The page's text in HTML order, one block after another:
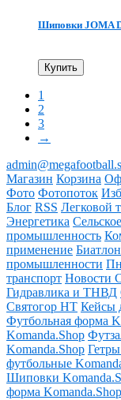
Шиповки JOMA
Купить
1
2
3
→
Магазин Корзина
Фото Фотопоток
Блог RSS Легковой
Энергетика
промышленность
применение
промышленности
транспорт Новости
Гидравлика и ТНВД
Святогор НТ
Футбольная форма
Komanda.Shop
Komanda.Shop
футбольные
Шиповки
форма Komanda.Shop